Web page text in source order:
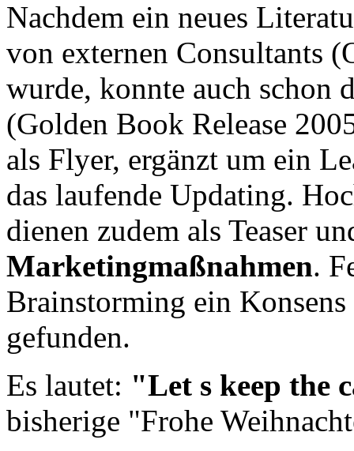
Nachdem ein neues
von externen Consultants
wurde, konnte auch schon
(Golden Book Release
als Flyer, ergänzt um ein
das laufende Updating.
dienen zudem als Teaser
Marketingmaßnahmen.
Brainstorming ein
gefunden.
Es lautet: "Let s keep the
bisherige "Frohe